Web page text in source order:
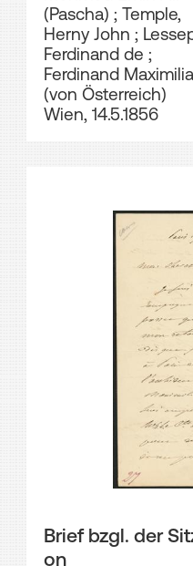
(Pascha) ; Temple,
Herny John ;
Ferdinand de ;
Ferdinand
(von Österreich)
Wien, 14.5.1856
Brief bzgl. der
on